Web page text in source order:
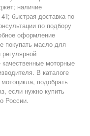
наличие
быстрая доставка по
по подбору
оформление
покупать масло для
качественные моторные
В каталоге
подобрать
если нужно купить
России.